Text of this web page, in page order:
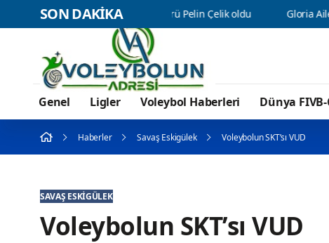
SON DAKİKA
Takımımızın Direktörü Pelin Çelik oldu Gloria Ailesi, Filenin
Genel Ligler Voleybol Haberleri Dünya FIVB-
Haberler Savaş Eskigülek Voleybolun SKT’sı VUD
SAVAŞ ESKIGÜLEK
Voleybolun SKT’sı VUD